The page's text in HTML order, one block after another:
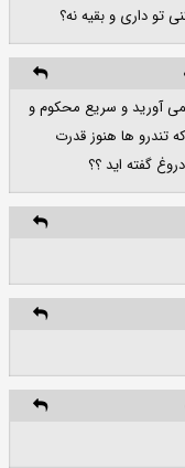
تو داری و بقیه نه؟
آورید و سریع محکوم و
تندرو ها هنوز قدرت
گفته اید ؟؟